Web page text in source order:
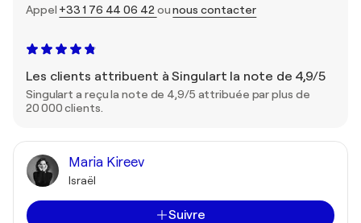
Appel +33 1 76 44 06 42 ounous contacter
Les clients attribuent à Singulart la note de 4,9/5
Singulart a reçu la note de 4,9/5 attribuée par plus de
20 000 clients.
Maria Kireev
Israël
Suivre